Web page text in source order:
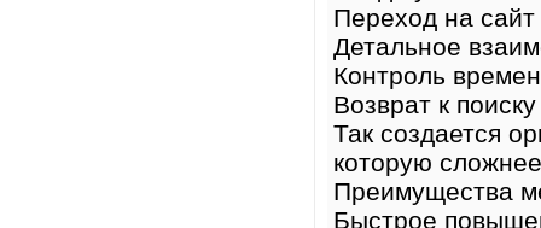
Переход на
Детальное
Контроль
Возврат к
Так создается
которую
Преимущества
Быстрое